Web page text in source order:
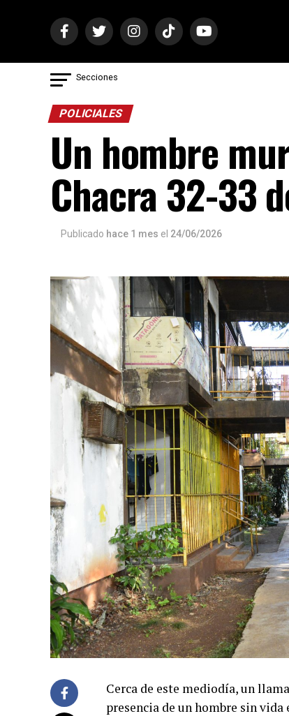
Secciones
POLICIALES
Un hombre
Chacra 32-33
Publicado hace 1 mes el 24/06/2026
Cerca de este mediodía, un
presencia de un hombre sin